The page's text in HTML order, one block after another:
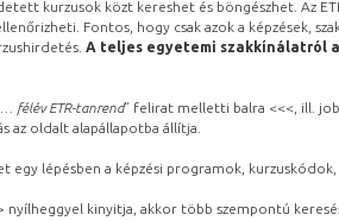
kurzusok közt kereshet és böngészhet. Az
Fontos, hogy csak azok a képzések,
A teljes egyetemi szakkínálatról a
… félév ETR-tanrend” felirat melletti balra <<<, ill.
az oldalt alapállapotba állítja.
egy lépésben a képzési programok,
kinyitja, akkor több szempontú